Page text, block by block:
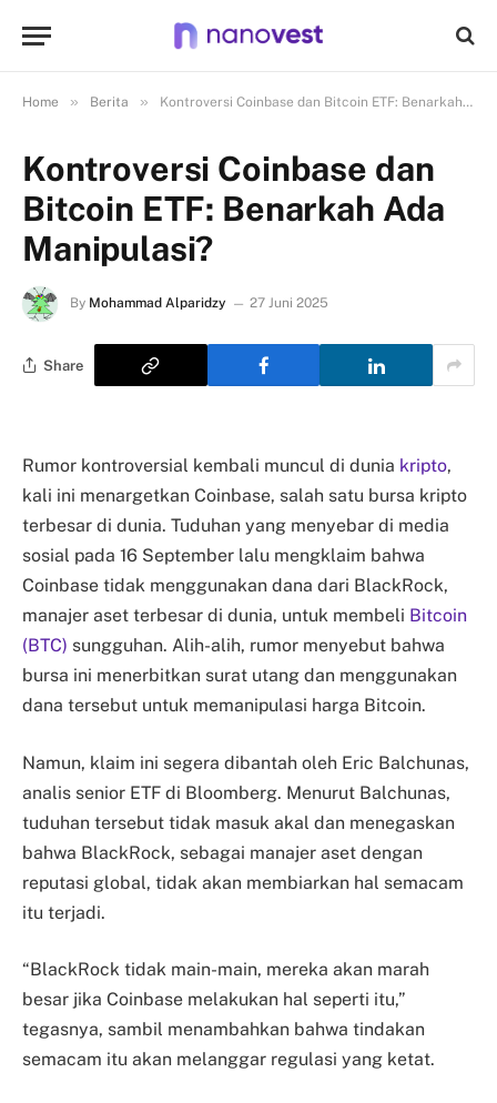
Home » Berita » Kontroversi Coinbase dan Bitcoin ETF: Benarkah Ada Manipulasi?
Kontroversi Coinbase dan
Bitcoin ETF: Benarkah Ada
Manipulasi?
By Mohammad Alparidzy 27 Juni 2025
Share
Rumor kontroversial kembali muncul di dunia kripto,
kali ini menargetkan Coinbase, salah satu bursa kripto
terbesar di dunia. Tuduhan yang menyebar di media
sosial pada 16 September lalu mengklaim bahwa
Coinbase tidak menggunakan dana dari BlackRock,
manajer aset terbesar di dunia, untuk membeli Bitcoin
(BTC) sungguhan. Alih-alih, rumor menyebut bahwa
bursa ini menerbitkan surat utang dan menggunakan
dana tersebut untuk memanipulasi harga Bitcoin.
Namun, klaim ini segera dibantah oleh Eric Balchunas,
analis senior ETF di Bloomberg. Menurut Balchunas,
tuduhan tersebut tidak masuk akal dan menegaskan
bahwa BlackRock, sebagai manajer aset dengan
reputasi global, tidak akan membiarkan hal semacam
itu terjadi.
“BlackRock tidak main-main, mereka akan marah
besar jika Coinbase melakukan hal seperti itu,”
tegasnya, sambil menambahkan bahwa tindakan
semacam itu akan melanggar regulasi yang ketat.